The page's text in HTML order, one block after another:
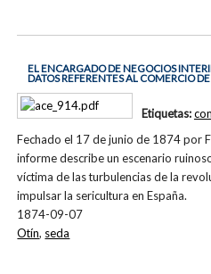
EL ENCARGADO DE NEGOCIOS
DATOS REFERENTES AL COMERCIO
Fechado el 17 de junio de 1874 por
informe describe un escenario
víctima de las turbulencias de la
impulsar la sericultura en España.
1874-09-07
Etiquetas:
Otín, seda